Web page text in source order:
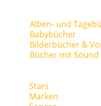
Alben- und
Babybücher
Bilderbücher &
Bücher mit Sound
Stars
Marken